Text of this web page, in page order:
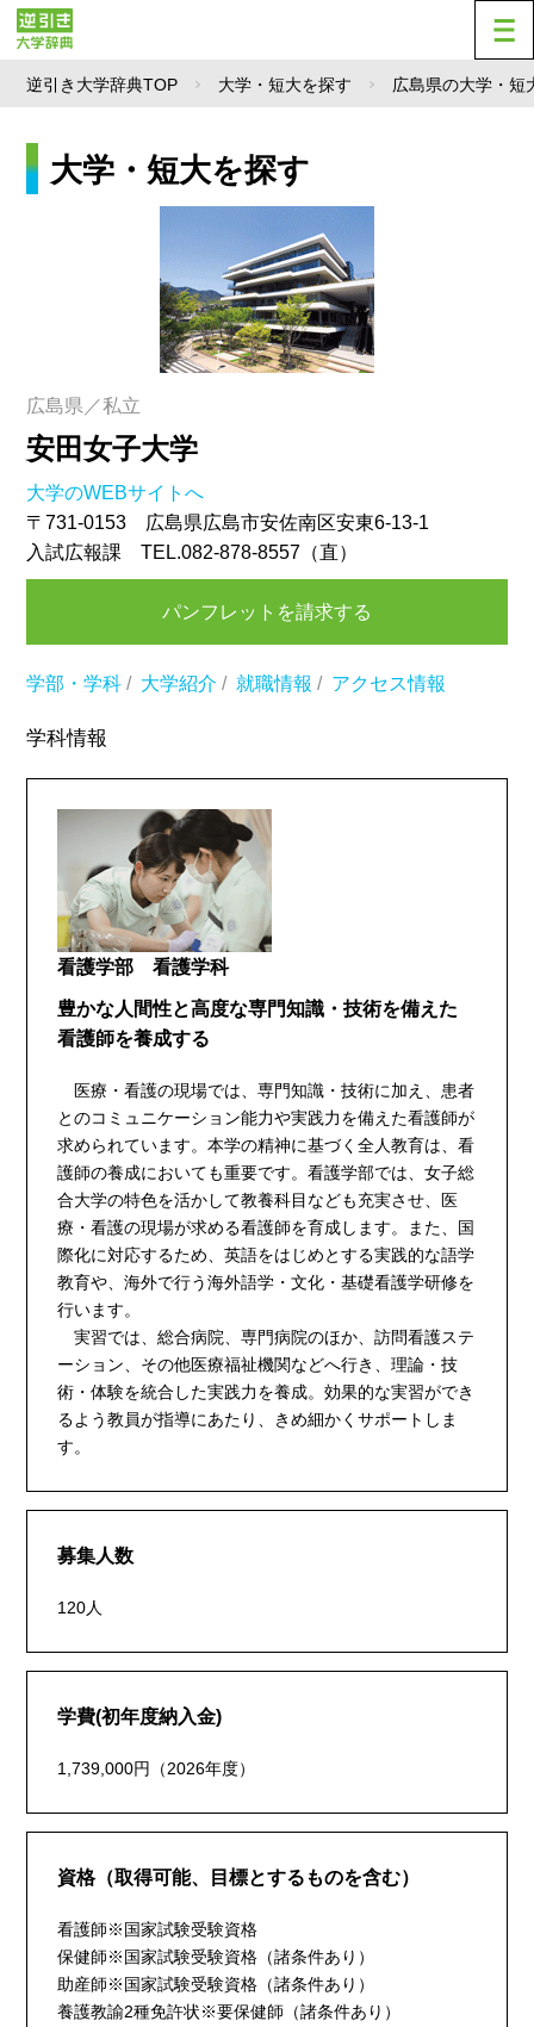
逆引き大学辞典TOP 大学・短大を探す 広島県の大学・短
大学・短大を探す
広島県／私立
安田女子大学
大学のWEBサイトへ
〒731-0153 広島県広島市安佐南区安東6-13-1
入試広報課 TEL.082-878-8557（直）
パンフレットを請求する
学部・学科 / 大学紹介 / 就職情報 / アクセス情報
学科情報
看護学部 看護学科
豊かな人間性と高度な専門知識・技術を備えた
看護師を養成する
医療・看護の現場では、専門知識・技術に加え、患者
とのコミュニケーション能力や実践力を備えた看護師が
求められています。本学の精神に基づく全人教育は、看
護師の養成においても重要です。看護学部では、女子総
合大学の特色を活かして教養科目なども充実させ、医
療・看護の現場が求める看護師を育成します。また、国
際化に対応するため、英語をはじめとする実践的な語学
教育や、海外で行う海外語学・文化・基礎看護学研修を
行います。
実習では、総合病院、専門病院のほか、訪問看護ステ
ーション、その他医療福祉機関などへ行き、理論・技
術・体験を統合した実践力を養成。効果的な実習ができ
るよう教員が指導にあたり、きめ細かくサポートしま
す。
募集人数
120人
学費(初年度納入金)
1,739,000円（2026年度）
資格（取得可能、目標とするものを含む）
看護師※国家試験受験資格
保健師※国家試験受験資格（諸条件あり）
助産師※国家試験受験資格（諸条件あり）
養護教諭2種免許状※要保健師（諸条件あり）